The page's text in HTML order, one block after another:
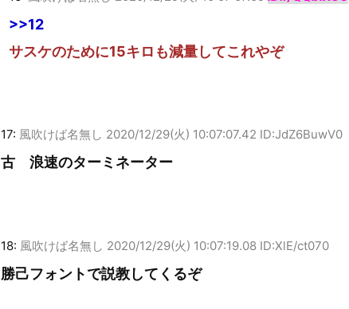
>>12
サスケのために15キロも減量してこれやぞ
17: 風吹けば名無し 2020/12/29(火) 10:07:07.42 ID:JdZ6BuwV0
古 浪速のターミネーター
18: 風吹けば名無し 2020/12/29(火) 10:07:19.08 ID:XlE/ct070
勝己フォントで説教してくるぞ